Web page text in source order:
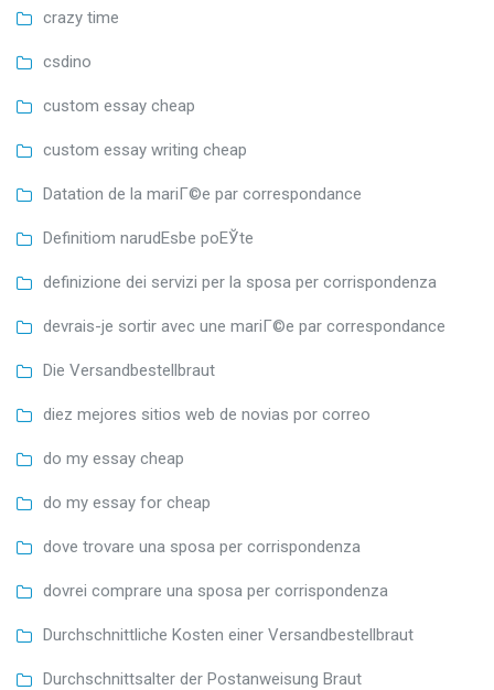
crazy time
csdino
custom essay cheap
custom essay writing cheap
Datation de la mariГ©e par correspondance
Definitiom narudЕѕbe poЕЎte
definizione dei servizi per la sposa per corrispondenza
devrais-je sortir avec une mariГ©e par correspondance
Die Versandbestellbraut
diez mejores sitios web de novias por correo
do my essay cheap
do my essay for cheap
dove trovare una sposa per corrispondenza
dovrei comprare una sposa per corrispondenza
Durchschnittliche Kosten einer Versandbestellbraut
Durchschnittsalter der Postanweisung Braut